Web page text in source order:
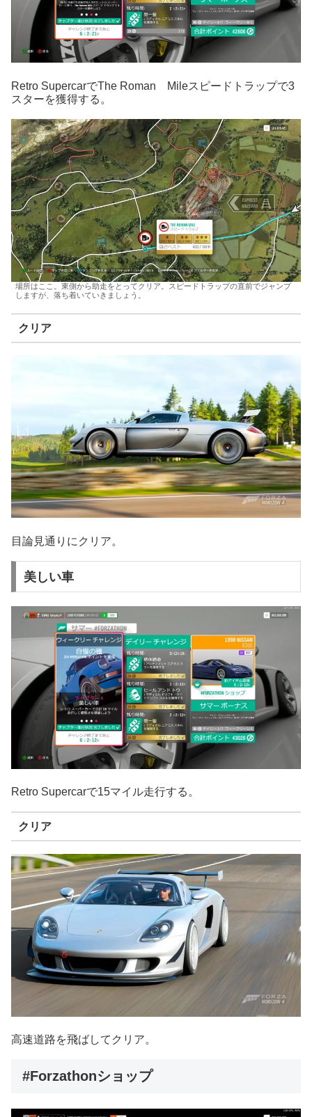
Retro SupercarでThe Roman Mileスピードトラップで3
スターを獲得する。
場所はここ。東側から助走をとってクリア。スピードトラップの直前でジャンプ
しますが、落ち着いていきましょう。
クリア
目論見通りにクリア。
美しい車
Retro Supercarで15マイル走行する。
クリア
高速道路を飛ばしてクリア。
#Forzathonショップ